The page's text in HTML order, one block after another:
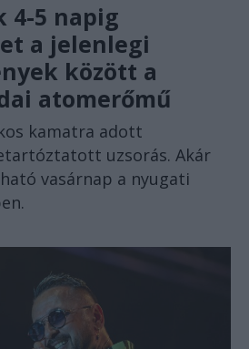
4-5 napig
a jelenlegi
között a
atomerőmű
kamatra adott
uzsorás. Akár
vasárnap a nyugati